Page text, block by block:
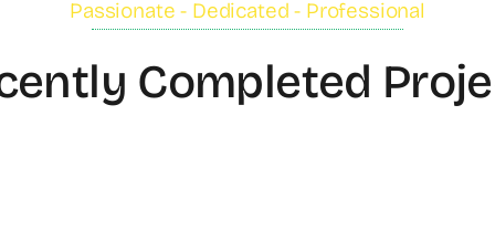
Passionate - Dedicated - Professional
Completed